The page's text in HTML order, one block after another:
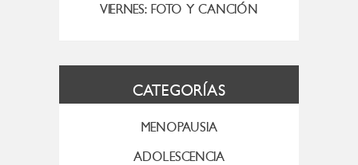
VIERNES: FOTO Y CANCIÓN
CATEGORÍAS
MENOPAUSIA
ADOLESCENCIA